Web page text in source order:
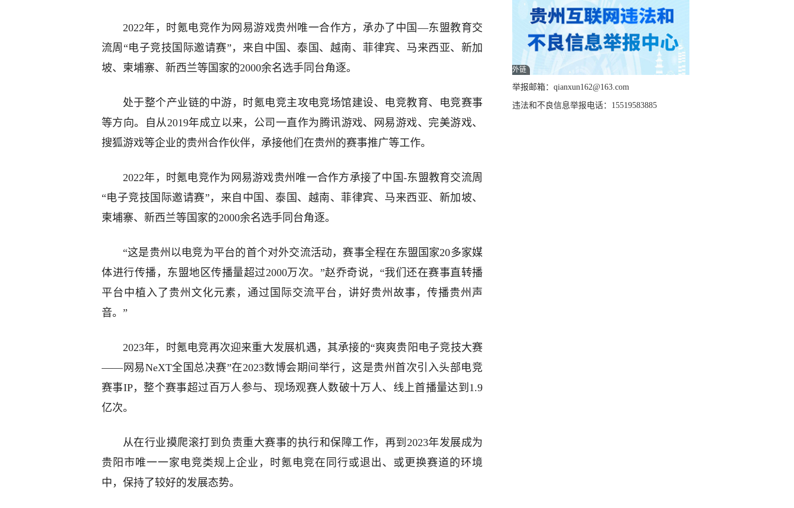
2022年，时氪电竞作为网易游戏贵州唯一合作方，承办了中国—东盟教育交
流周“电子竞技国际邀请赛”，来自中国、泰国、越南、菲律宾、马来西亚、新加
坡、柬埔寨、新西兰等国家的2000余名选手同台角逐。
处于整个产业链的中游，时氪电竞主攻电竞场馆建设、电竞教育、电竞赛事
等方向。自从2019年成立以来，公司一直作为腾讯游戏、网易游戏、完美游戏、
搜狐游戏等企业的贵州合作伙伴，承接他们在贵州的赛事推广等工作。
2022年，时氪电竞作为网易游戏贵州唯一合作方承接了中国-东盟教育交流周
“电子竞技国际邀请赛”，来自中国、泰国、越南、菲律宾、马来西亚、新加坡、
柬埔寨、新西兰等国家的2000余名选手同台角逐。
“这是贵州以电竞为平台的首个对外交流活动，赛事全程在东盟国家20多家媒
体进行传播，东盟地区传播量超过2000万次。”赵乔奇说，“我们还在赛事直转播
平台中植入了贵州文化元素，通过国际交流平台，讲好贵州故事，传播贵州声
音。”
2023年，时氪电竞再次迎来重大发展机遇，其承接的“爽爽贵阳电子竞技大赛
——网易NeXT全国总决赛”在2023数博会期间举行，这是贵州首次引入头部电竞
赛事IP，整个赛事超过百万人参与、现场观赛人数破十万人、线上首播量达到1.9
亿次。
从在行业摸爬滚打到负责重大赛事的执行和保障工作，再到2023年发展成为
贵阳市唯一一家电竞类规上企业，时氪电竞在同行或退出、或更换赛道的环境
中，保持了较好的发展态势。
外链
举报邮箱：qianxun162@163.com
违法和不良信息举报电话：15519583885